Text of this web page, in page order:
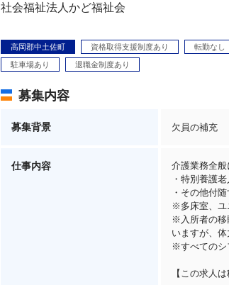
社会福祉法人かど福祉会
高岡郡中土佐町 資格取得支援制度あり 転勤なし
駐車場あり 退職金制度あり
募集内容
募集背景 欠員の補充
仕事内容
介護業務全般
・特別養護
・その他付
※多床室、ユ
※入所者の移
いますが、体
※すべてのシ
【この求人